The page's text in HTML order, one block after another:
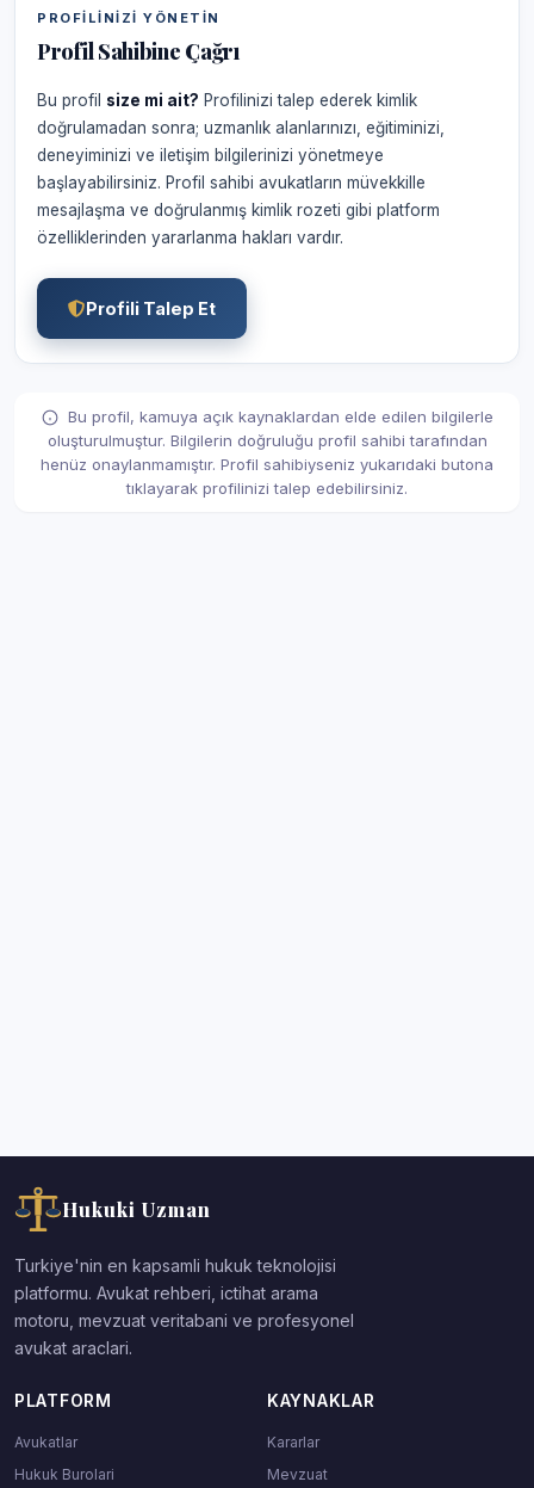
PROFILINIZI YÖNETIN
Profil Sahibine Çağrı
Bu profil size mi ait? Profilinizi talep ederek kimlik
doğrulamadan sonra; uzmanlık alanlarınızı, eğitiminizi,
deneyiminizi ve iletişim bilgilerinizi yönetmeye
başlayabilirsiniz. Profil sahibi avukatların müvekkille
mesajlaşma ve doğrulanmış kimlik rozeti gibi platform
özelliklerinden yararlanma hakları vardır.
Profili Talep Et
Bu profil, kamuya açık kaynaklardan elde edilen bilgilerle
oluşturulmuştur. Bilgilerin doğruluğu profil sahibi tarafından
henüz onaylanmamıştır. Profil sahibiyseniz yukarıdaki butona
tıklayarak profilinizi talep edebilirsiniz.
Hukuki Uzman
Turkiye'nin en kapsamli hukuk teknolojisi
platformu. Avukat rehberi, ictihat arama
motoru, mevzuat veritabani ve profesyonel
avukat araclari.
PLATFORM
Avukatlar
Hukuk Burolari
KAYNAKLAR
Kararlar
Mevzuat